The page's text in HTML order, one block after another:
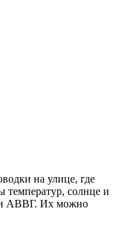
на улице, где
температур, солнце и
и АВВГ. Их можно